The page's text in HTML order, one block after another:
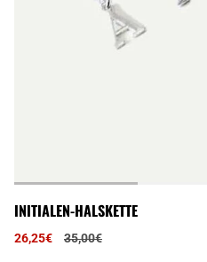
INITIALEN-HALSKETTE
26,25€
Regulärer
35,00€